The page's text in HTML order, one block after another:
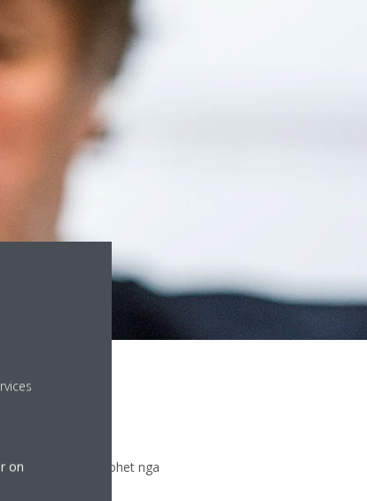
zëvendësohet nga
on